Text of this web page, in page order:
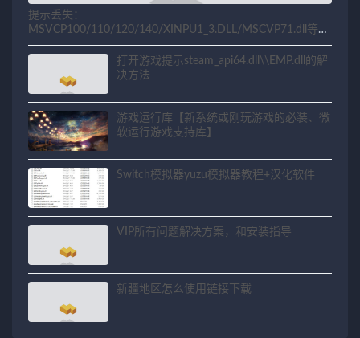
提示丢失：
MSVCP100/110/120/140/XINPU1_3.DLL/MSCVP71.dll等相
关问题解决方法
打开游戏提示steam_api64.dll\\EMP.dll的解
决方法
游戏运行库【新系统或刚玩游戏的必装、微
软运行游戏支持库】
Switch模拟器yuzu模拟器教程+汉化软件
VIP所有问题解决方案，和安装指导
新疆地区怎么使用链接下载